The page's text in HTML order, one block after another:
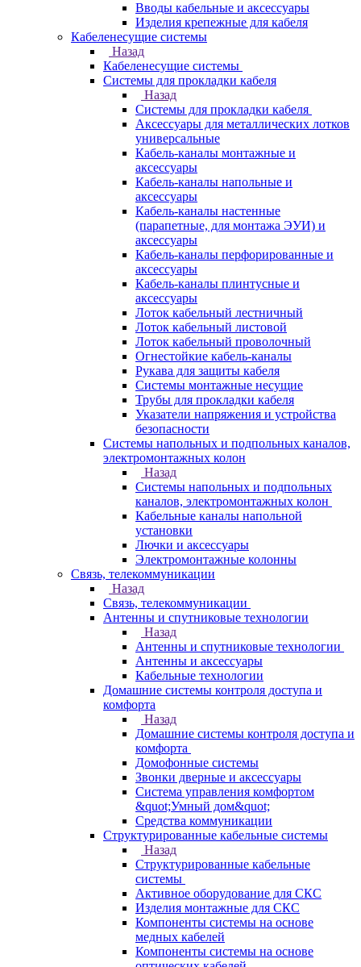
Вводы кабельные и аксессуары
Изделия крепежные для кабеля
Кабеленесущие системы
Назад
Кабеленесущие системы
Системы для прокладки кабеля
Назад
Системы для прокладки кабеля
Аксессуары для металлических лотков
универсальные
Кабель-каналы монтажные и
аксессуары
Кабель-каналы напольные и
аксессуары
Кабель-каналы настенные
(парапетные, для монтажа ЭУИ) и
аксессуары
Кабель-каналы перфорированные и
аксессуары
Кабель-каналы плинтусные и
аксессуары
Лоток кабельный лестничный
Лоток кабельный листовой
Лоток кабельный проволочный
Огнестойкие кабель-каналы
Рукава для защиты кабеля
Системы монтажные несущие
Трубы для прокладки кабеля
Указатели напряжения и устройства
безопасности
Системы напольных и подпольных каналов,
электромонтажных колон
Назад
Системы напольных и подпольных
каналов, электромонтажных колон
Кабельные каналы напольной
установки
Лючки и аксессуары
Электромонтажные колонны
Связь, телекоммуникации
Назад
Связь, телекоммуникации
Антенны и спутниковые технологии
Назад
Антенны и спутниковые технологии
Антенны и аксессуары
Кабельные технологии
Домашние системы контроля доступа и
комфорта
Назад
Домашние системы контроля доступа и
комфорта
Домофонные системы
Звонки дверные и аксессуары
Система управления комфортом
&quot;Умный дом&quot;
Средства коммуникации
Структурированные кабельные системы
Назад
Структурированные кабельные
системы
Активное оборудование для СКС
Изделия монтажные для СКС
Компоненты системы на основе
медных кабелей
Компоненты системы на основе